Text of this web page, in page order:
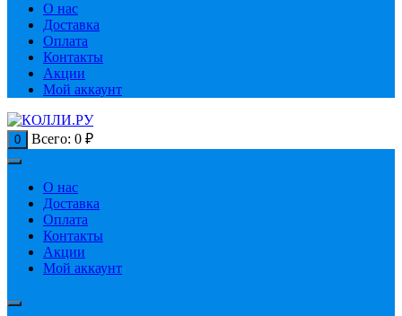
О нас
Доставка
Оплата
Контакты
Акции
Мой аккаунт
0 Всего: 0 ₽
О нас
Доставка
Оплата
Контакты
Акции
Мой аккаунт